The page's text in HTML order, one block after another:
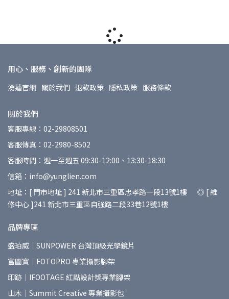
用心、服務、創新的團隊
湧蓮官網 關於我們 退款政策 隱私政策 服務條款
關於我們
客服專線：02-29808501
客服傳真：02-2980-8502
客服時間：週一至週五 09:30-12:00、13:30-18:30
信箱：info@yunglien.com
地址：[ 門市地址 ] 241 新北市三重區忠孝路一段13號1樓 ◎ [ 維
修中心 ]241 新北市三重區自強路二段33巷12號1樓
品牌專區
盛珀威｜SUNPOWER 台灣頂級光學鏡片
富圖寶｜FOTOPRO 專業攝影腳架
印跡｜IFOOTAGE 紅點設計獎專業腳架
山木｜Summit Creative 專業攝影包